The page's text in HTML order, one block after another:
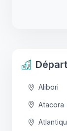
Alibori
Atacora